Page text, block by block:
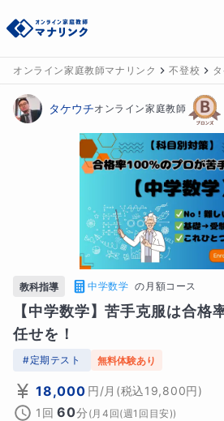
オンライン家庭教師マナリンク 不登校
タケウチオンライン家庭教師
教科指導 中学数学 の 月額コース
【中学数学】苦手克服は合格
任せを！
#定期テスト 無料体験あり
18,000 円/月 (税込19,800円)
1回 60分 (月4回(週1回目安))